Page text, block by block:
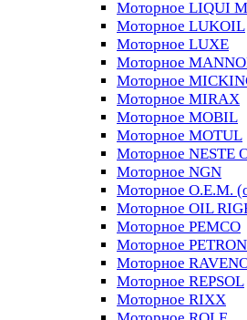
Моторное LIQUI
Моторное LUKOIL
Моторное LUXE
Моторное
Моторное
Моторное MIRAX
Моторное MOBIL
Моторное MOTUL
Моторное NESTE
Моторное NGN
Моторное O.E.M.
Моторное OIL
Моторное PEMCO
Моторное
Моторное
Моторное REPSOL
Моторное RIXX